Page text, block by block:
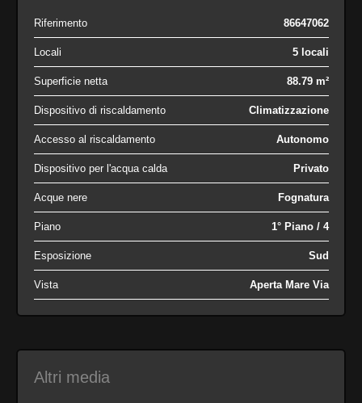
Riferimento 86647062
Locali 5 locali
Superficie netta 88.79 m²
Dispositivo di riscaldamento Climatizzazione
Accesso al riscaldamento Autonomo
Dispositivo per l'acqua calda Privato
Acque nere Fognatura
Piano 1° Piano / 4
Esposizione Sud
Vista Aperta Mare Via
Altri media